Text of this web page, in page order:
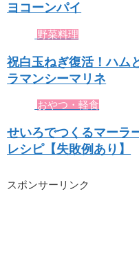
ヨコーンパイ
野菜料理
祝白玉ねぎ復活！ハム
ラマンシーマリネ
おやつ・軽食
せいろでつくるマーラ
レシピ【失敗例あり】
スポンサーリンク